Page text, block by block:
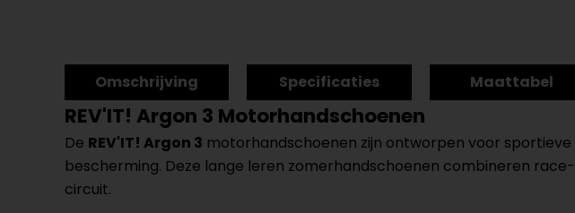
Omschrijving Specificaties Maattabel
REV'IT! Argon 3 Motorhandschoenen
De REV'IT! Argon 3 motorhandschoenen zijn ontworpen voor
bescherming. Deze lange leren zomerhandschoenen combineren
circuit.